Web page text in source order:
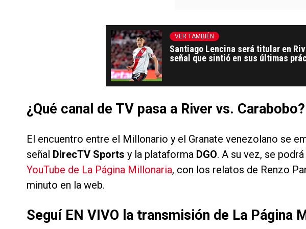
VER TAMBIÉN
Santiago Lencina será titular en
señal que sintió en sus últimas
¿Qué canal de TV pasa a River vs. Carabobo?
El encuentro entre el Millonario y el Granate venezolano se
señal DirecTV Sports y la plataforma DGO. A su vez, se
YouTube de La Página Millonaria, con los relatos de Renzo
minuto en la web.
Seguí EN VIVO la transmisión de La Página